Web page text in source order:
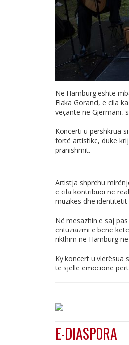
Në Hamburg është
Flaka Goranci, e cila
veçantë në Gjermani,
Koncerti u përshkrua
fortë artistike, duke
pranishmit.
Artistja shprehu
e cila kontribuoi në
muzikës dhe
Në mesazhin e saj
entuziazmi e bënë
rikthim në Hamburg
Ky koncert u vlerësua
të sjellë emocione
E-DIASPORA